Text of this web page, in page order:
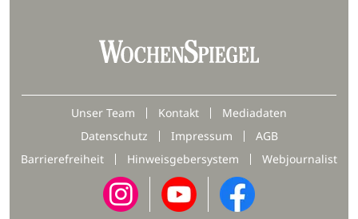
Unser Team Kontakt
Mediadaten
Datenschutz
Impressum
AGB
Barrierefreiheit
Hinweisgebersystem Webjournalist